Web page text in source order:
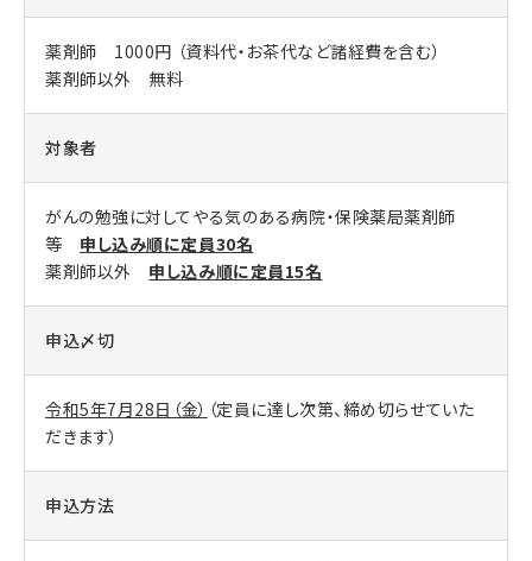
薬剤師 1000円 （資料代・お茶代など諸経費を含む）
薬剤師以外 無料
対象者
がんの勉強に対してやる気のある病院・保険薬局薬剤師
等 申し込み順に定員30名
薬剤師以外 申し込み順に定員15名
申込〆切
令和5年7月28日（金） （定員に達し次第、締め切らせていた
だきます）
申込方法